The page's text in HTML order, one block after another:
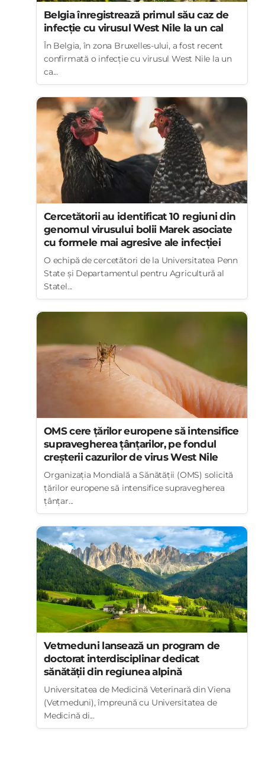
Belgia înregistrează primul său caz de
infecție cu virusul West Nile la un cal
În Belgia, în zona Bruxelles-ului, a fost recent
confirmată o infecție cu virusul West Nile la un
ca...
Cercetătorii au identificat 10 regiuni din
genomul virusului bolii Marek asociate
cu formele mai agresive ale infecției
O echipă de cercetători de la Universitatea Penn
State și Departamentul pentru Agricultură al
Statel...
OMS cere țărilor europene să intensifice
supravegherea țânțarilor, pe fondul
creșterii cazurilor de virus West Nile
Organizația Mondială a Sănătății (OMS) solicită
țărilor europene să intensifice supravegherea
țânțar...
Vetmeduni lansează un program de
doctorat interdisciplinar dedicat
sănătății din regiunea alpină
Universitatea de Medicină Veterinară din Viena
(Vetmeduni), împreună cu Universitatea de
Medicină di...